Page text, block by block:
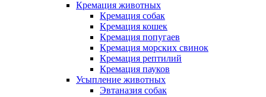
Кремация животных
Кремация собак
Кремация кошек
Кремация попугаев
Кремация морских свинок
Кремация рептилий
Кремация пауков
Усыпление животных
Эвтаназия собак